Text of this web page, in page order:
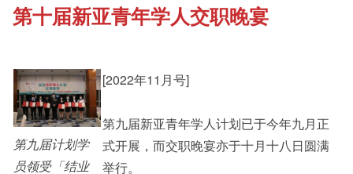
《新亚书院概览》
其他书院出版
新亚影集
Cultural Topics
Staff Engagement
Alumni Connections
第十届新亚青年学人交职晚宴
第九届计划学
员领受「结业
[2022年11月号]
第九届新亚青年学人计划已于今年九月正
式开展，而交职晚宴亦于十月十八日圆满
举行。